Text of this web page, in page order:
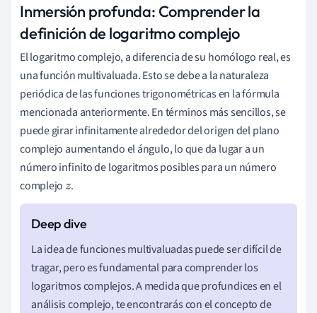
Inmersión profunda: Comprender la
definición de logaritmo complejo
El logaritmo complejo, a diferencia de su homólogo real, es
una función multivaluada. Esto se debe a la naturaleza
periódica de las funciones trigonométricas en la fórmula
mencionada anteriormente. En términos más sencillos, se
puede girar infinitamente alrededor del origen del plano
complejo aumentando el ángulo, lo que da lugar a un
número infinito de logaritmos posibles para un número
complejoz.
La idea de funciones multivaluadas puede ser difícil de
tragar, pero es fundamental para comprender los
logaritmos complejos. A medida que profundices en el
análisis complejo, te encontrarás con el concepto de